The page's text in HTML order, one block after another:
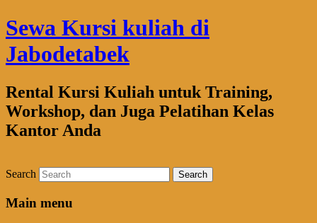
Sewa Kursi kuliah di
Jabodetabek
Rental Kursi Kuliah untuk Training,
Workshop, dan Juga Pelatihan Kelas
Kantor Anda
Search
Main menu